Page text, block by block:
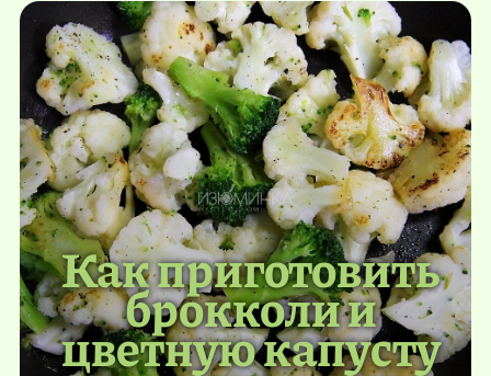
Как приготовить
брокколи и
цветную капусту